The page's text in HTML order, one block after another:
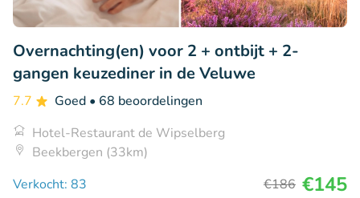
Overnachting(en) voor 2 + ontbijt + 2-
gangen keuzediner in de Veluwe
7.7 Goed • 68 beoordelingen
Hotel-Restaurant de Wipselberg
Beekbergen (33km)
Verkocht: 83
€186 €145